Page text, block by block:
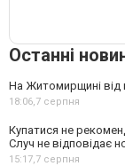
Останні
На Житомирщині від
18:06,7 серпня
Купатися не
Случ не відповідає
15:17,7 серпня